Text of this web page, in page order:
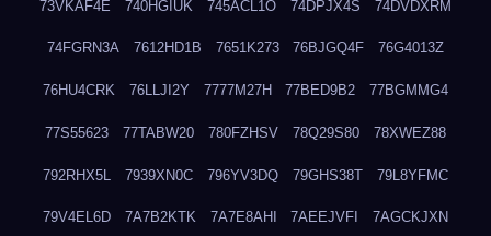
73VKAF4E 740HGIUK 745ACL1O 74DPJX4S 74DVDXRM
74FGRN3A 7612HD1B 7651K273 76BJGQ4F 76G4013Z
76HU4CRK 76LLJI2Y 7777M27H 77BED9B2 77BGMMG4
77S55623 77TABW20 780FZHSV 78Q29S80 78XWEZ88
792RHX5L 7939XN0C 796YV3DQ 79GHS38T 79L8YFMC
79V4EL6D 7A7B2KTK 7A7E8AHI 7AEEJVFI 7AGCKJXN